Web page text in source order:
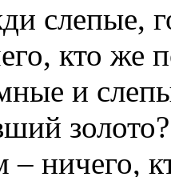
слепые,
кто же
и
– ничего,